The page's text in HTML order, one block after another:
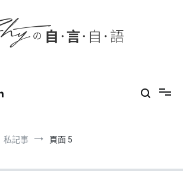
私記事 頁面 5